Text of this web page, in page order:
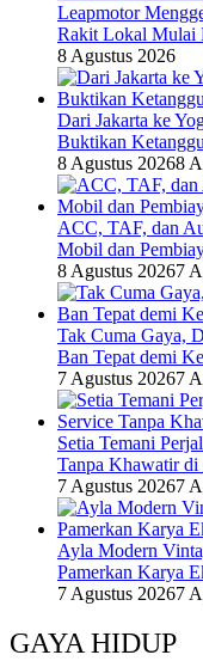
Leapmotor
Rakit Lokal Mulai
8 Agustus 2026
Dari Jakarta ke
Buktikan
8 Agustus 20268
ACC, TAF, dan
Mobil dan
8 Agustus 20267
Tak Cuma Gaya,
Ban Tepat demi
7 Agustus 20267
Setia Temani
Tanpa Khawatir
7 Agustus 20267
Ayla Modern
Pamerkan Karya
7 Agustus 20267
GAYA HIDUP